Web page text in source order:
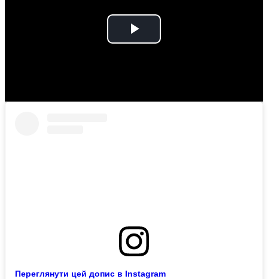
Play
Переглянути цей допис в Instagram